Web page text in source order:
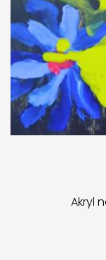
Akryl